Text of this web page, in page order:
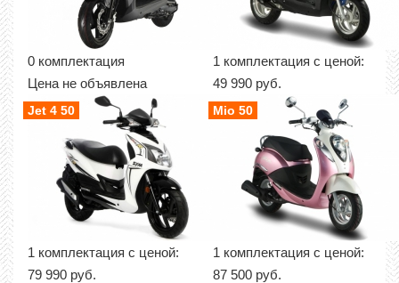
0 комплектация
Цена не объявлена
1 комплектация с ценой:
49 990 руб.
Jet 4 50
1 комплектация с ценой:
79 990 руб.
Mio 50
1 комплектация с ценой:
87 500 руб.